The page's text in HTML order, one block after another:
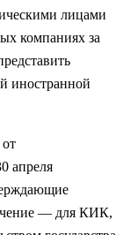
лицами
компаниях за
иностранной
апреля
— для КИК,